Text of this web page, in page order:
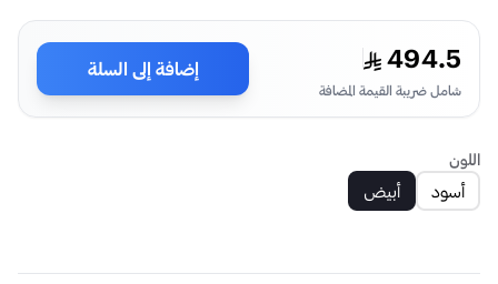
494.5
شامل ضريبة القيمة المضافة
إضافة إلى السلة
اللون
أسود أبيض